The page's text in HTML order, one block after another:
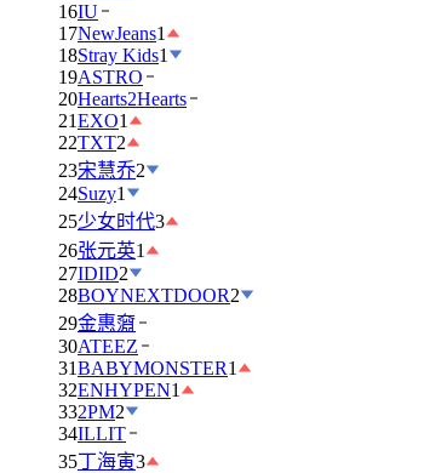
16IU
17NewJeans1
18Stray Kids1
19ASTRO
20Hearts2Hearts
21EXO1
22TXT2
23宋慧乔2
24Suzy1
25少女时代3
26张元英1
27IDID2
28BOYNEXTDOOR2
29金惠奫
30ATEEZ
31BABYMONSTER1
32ENHYPEN1
332PM2
34ILLIT
35丁海寅3